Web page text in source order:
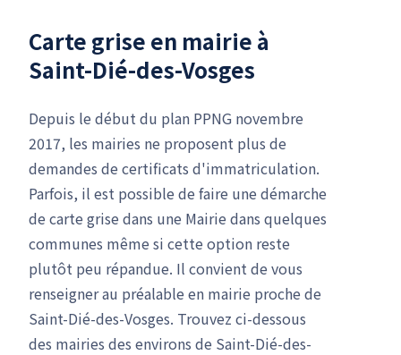
Carte grise en mairie à
Saint-Dié-des-Vosges
Depuis le début du plan PPNG novembre
2017, les mairies ne proposent plus de
demandes de certificats d'immatriculation.
Parfois, il est possible de faire une démarche
de carte grise dans une Mairie dans quelques
communes même si cette option reste
plutôt peu répandue. Il convient de vous
renseigner au préalable en mairie proche de
Saint-Dié-des-Vosges. Trouvez ci-dessous
des mairies des environs de Saint-Dié-des-